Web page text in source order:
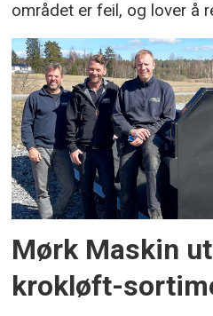
området er feil, og lover å
Mørk Maskin
krokløft-